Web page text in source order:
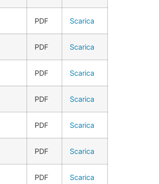
PDF Scarica
PDF Scarica
PDF Scarica
PDF Scarica
PDF Scarica
PDF Scarica
PDF Scarica